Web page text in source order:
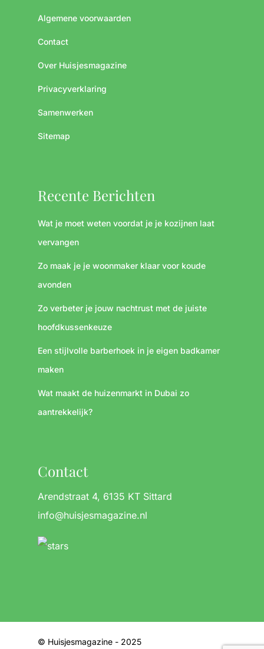
Algemene voorwaarden
Contact
Over Huisjesmagazine
Privacyverklaring
Samenwerken
Sitemap
Recente Berichten
Wat je moet weten voordat je je kozijnen laat
vervangen
Zo maak je je woonmaker klaar voor koude
avonden
Zo verbeter je jouw nachtrust met de juiste
hoofdkussenkeuze
Een stijlvolle barberhoek in je eigen badkamer
maken
Wat maakt de huizenmarkt in Dubai zo
aantrekkelijk?
Contact
Arendstraat 4, 6135 KT Sittard
info@huisjesmagazine.nl
© Huisjesmagazine - 2025